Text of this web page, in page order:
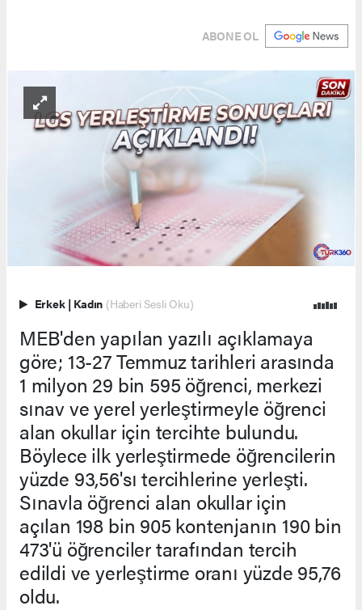
ABONE OL
Erkek | Kadın (Haberi Sesli Oku)
MEB'den yapılan yazılı açıklamaya
göre; 13-27 Temmuz tarihleri arasında
1 milyon 29 bin 595 öğrenci, merkezi
sınav ve yerel yerleştirmeyle öğrenci
alan okullar için tercihte bulundu.
Böylece ilk yerleştirmede öğrencilerin
yüzde 93,56'sı tercihlerine yerleşti.
Sınavla öğrenci alan okullar için
açılan 198 bin 905 kontenjanın 190 bin
473'ü öğrenciler tarafından tercih
edildi ve yerleştirme oranı yüzde 95,76
oldu.